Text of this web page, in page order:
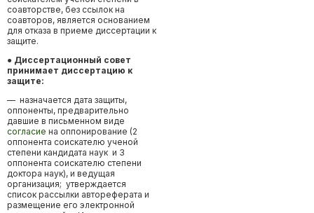
соавторстве, без ссылок на
соавторов, является основанием
для отказа в приеме диссертации к
защите.
● Диссертационный совет
принимает диссертацию к
защите:
— назначается дата защиты,
оппоненты, предварительно
давшие в письменном виде
согласие на оппонирование (2
оппонента соискателю ученой
степени кандидата наук и 3
оппонента соискателю степени
доктора наук), и ведущая
организация; утверждается
список рассылки автореферата и
размещение его электронной